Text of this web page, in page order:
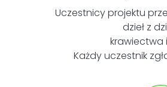
Uczestnicy projektu
dzieł z
krawiectwa
Każdy uczestnik